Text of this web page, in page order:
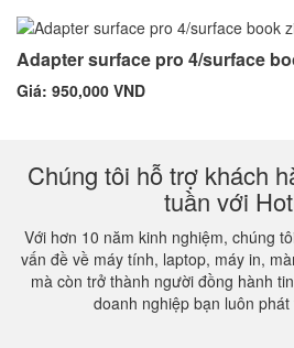
Adapter surface pro 4/surface
Giá: 950,000 VND
Chúng tôi hỗ trợ khách
tuần với
Với hơn 10 năm kinh nghiệm, chúng
vấn đề về máy tính, laptop, máy in,
mà còn trở thành người đồng hành
doanh nghiệp bạn luôn